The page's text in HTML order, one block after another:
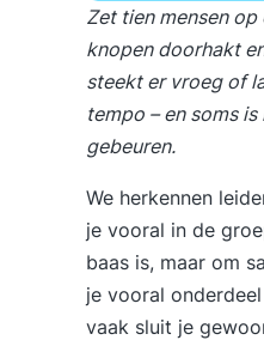
Zet tien mensen
knopen doorhakt
steekt er vroeg of
tempo – en soms
gebeuren.
We herkennen
je vooral in de
baas is, maar om
je vooral
vaak sluit je